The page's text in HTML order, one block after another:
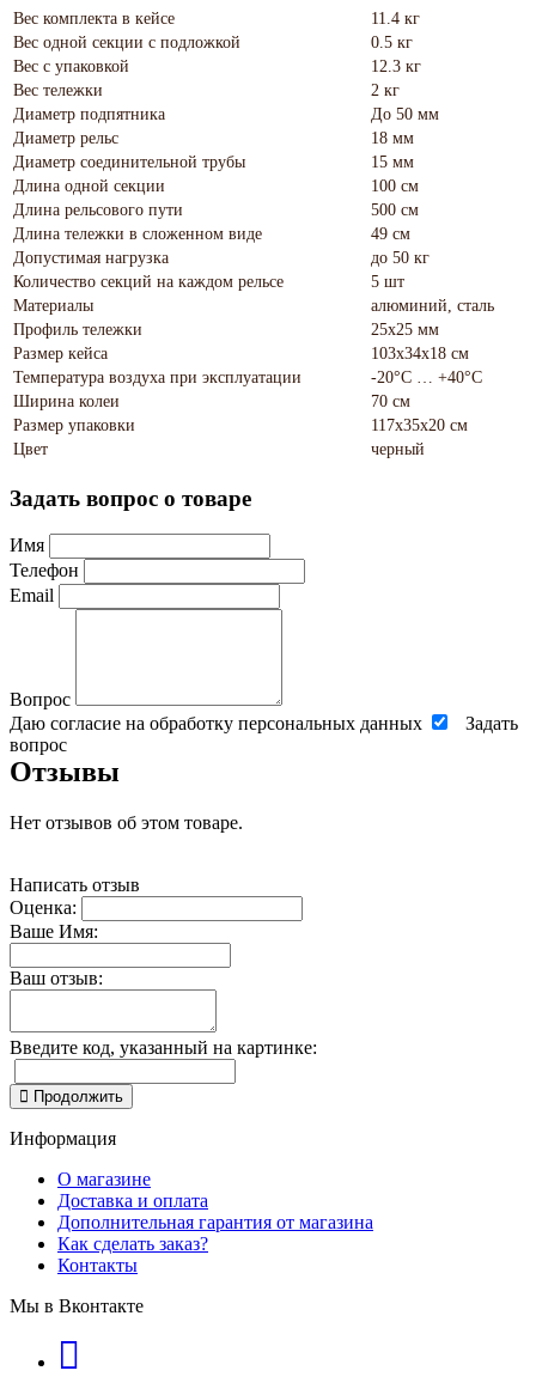
Вес комплекта в кейсе
11.4 кг
Вес одной секции с подложкой
0.5 кг
Вес с упаковкой
12.3 кг
Вес тележки
2 кг
Диаметр подпятника
До 50 мм
Диаметр рельс
18 мм
Диаметр соединительной трубы
15 мм
Длина одной секции
100 см
Длина рельсового пути
500 см
Длина тележки в сложенном виде
49 см
Допустимая нагрузка
до 50 кг
Количество секций на каждом рельсе
5 шт
Материалы
алюминий, сталь
Профиль тележки
25х25 мм
Размер кейса
103х34х18 см
Температура воздуха при эксплуатации
-20°С … +40°С
Ширина колеи
70 см
Размер упаковки
117х35х20 см
Цвет
черный
Задать вопрос о товаре
Имя
Телефон
Email
Вопрос
Даю согласие на обработку персональных данных
Задать
вопрос
Отзывы
Нет отзывов об этом товаре.
Написать отзыв
Оценка:
Ваше Имя:
Ваш отзыв:
Введите код, указанный на картинке:
Продолжить
Информация
О магазине
Доставка и оплата
Дополнительная гарантия от магазина
Как сделать заказ?
Контакты
Мы в Вконтакте